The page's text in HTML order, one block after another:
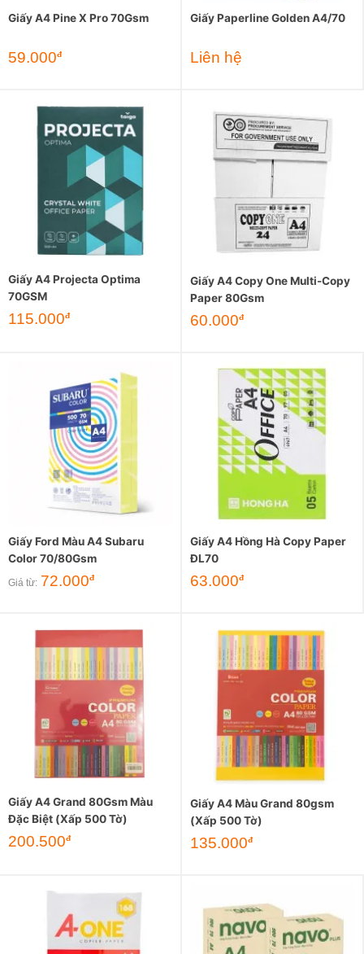
Giấy A4 Pine X Pro 70Gsm
59.000đ
Giấy Paperline Golden A4/70
Liên hệ
Giấy A4 Projecta Optima
70GSM
115.000đ
Giấy A4 Copy One Multi-Copy
Paper 80Gsm
60.000đ
Giấy Ford Màu A4 Subaru
Color 70/80Gsm
Giá từ: 72.000đ
Giấy A4 Hồng Hà Copy Paper
ĐL70
63.000đ
Giấy A4 Grand 80Gsm Màu
Đặc Biệt (Xấp 500 Tờ)
200.500đ
Giấy A4 Màu Grand 80gsm
(Xấp 500 Tờ)
135.000đ